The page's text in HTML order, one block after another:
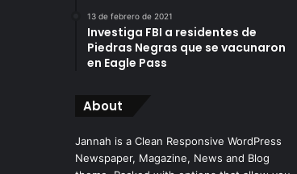
13 de febrero de 2021
Investiga FBI a residentes de
Piedras Negras que se vacunaron
en Eagle Pass
About
Jannah is a Clean Responsive WordPress
Newspaper, Magazine, News and Blog